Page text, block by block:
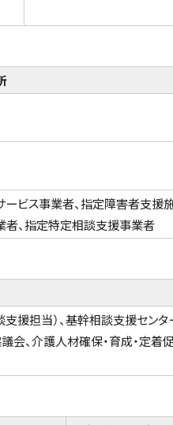
ビス事業者、指定障害者支援
、指定特定相談支援事業者
援担当）、基幹相談支援セン
会、介護人材確保・育成・定着